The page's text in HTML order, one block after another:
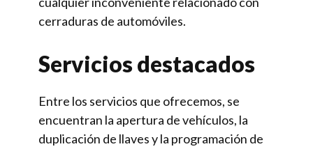
cerraduras de automóviles.
Servicios destacados
Entre los servicios que ofrecemos, se
encuentran la apertura de vehículos, la
duplicación de llaves y la programación de